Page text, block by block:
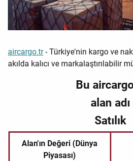
aircargo.tr- Türkiye'nin kargo ve
akılda kalıcı ve markalaştırılabilir
Bu
alan adı
Satılık
Alan'ın Değeri (Dünya
Piyasası)